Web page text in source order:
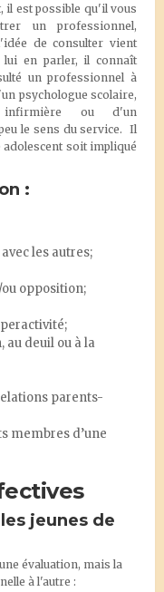
il est possible qu'il vous
un professionnel,
de consulter vient
en parler, il connaît
un professionnel à
psychologue scolaire,
ou d'un
le sens du service. Il
soit impliqué
:
les autres;
opposition;
au deuil ou à la
parents-
membres d’une
jeunes de
évaluation, mais la
à l'autre :